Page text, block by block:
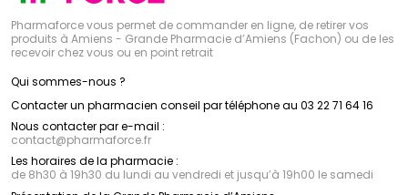
Pharmaforce vous permet de commander en ligne, de retirer vos
produits à Amiens - Grande Pharmacie d’Amiens (Fachon) ou de les
recevoir chez vous ou en point retrait
Qui sommes-nous ?
Contacter un pharmacien conseil par téléphone au 03 22 71 64 16
Nous contacter par e-mail :
contact@pharmaforce.fr
Les horaires de la pharmacie :
de 8h30 à 19h30 du lundi au vendredi et jusqu’à 19h00 le samedi